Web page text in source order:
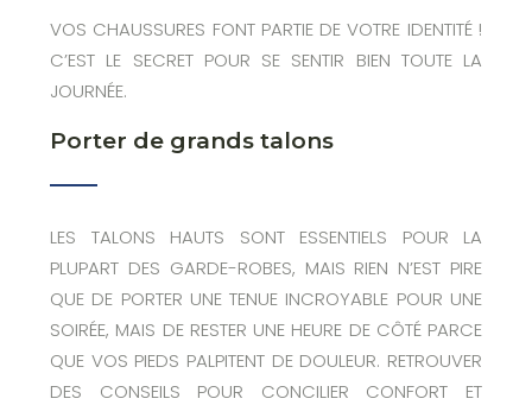
VOS CHAUSSURES FONT PARTIE DE VOTRE IDENTITÉ !
C’EST LE SECRET POUR SE SENTIR BIEN TOUTE LA
JOURNÉE.
Porter de grands talons
LES TALONS HAUTS SONT ESSENTIELS POUR LA
PLUPART DES GARDE-ROBES, MAIS RIEN N’EST PIRE
QUE DE PORTER UNE TENUE INCROYABLE POUR UNE
SOIRÉE, MAIS DE RESTER UNE HEURE DE CÔTÉ PARCE
QUE VOS PIEDS PALPITENT DE DOULEUR. RETROUVER
DES CONSEILS POUR CONCILIER CONFORT ET